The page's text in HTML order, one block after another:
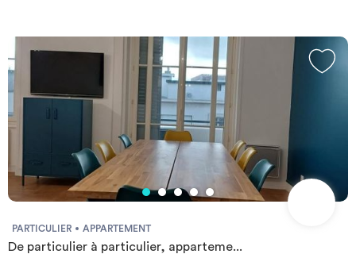
PARTICULIER APPARTEMENT
De particulier à particulier, apparteme...